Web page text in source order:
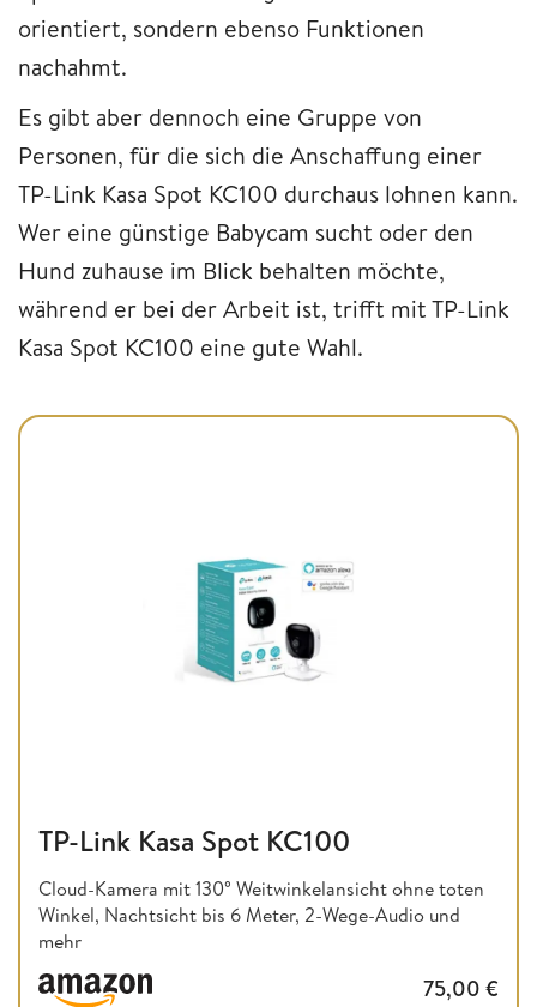
orientiert, sondern ebenso Funktionen
nachahmt.
Es gibt aber dennoch eine Gruppe von
Personen, für die sich die Anschaffung einer
TP-Link Kasa Spot KC100 durchaus lohnen kann.
Wer eine günstige Babycam sucht oder den
Hund zuhause im Blick behalten möchte,
während er bei der Arbeit ist, trifft mit TP-Link
Kasa Spot KC100 eine gute Wahl.
TP-Link Kasa Spot KC100
Cloud-Kamera mit 130° Weitwinkelansicht ohne toten
Winkel, Nachtsicht bis 6 Meter, 2-Wege-Audio und
mehr
75,00 €